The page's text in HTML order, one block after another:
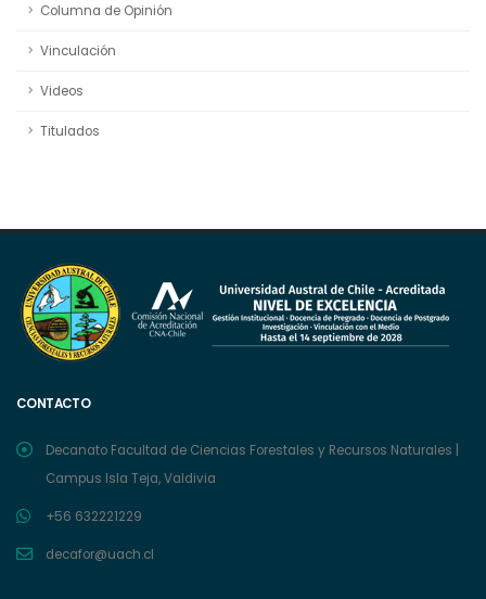
Columna de Opinión
Vinculación
Videos
Titulados
CONTACTO
Decanato Facultad de Ciencias Forestales y Recursos Naturales |
Campus Isla Teja, Valdivia
+56 632221229
decafor@uach.cl